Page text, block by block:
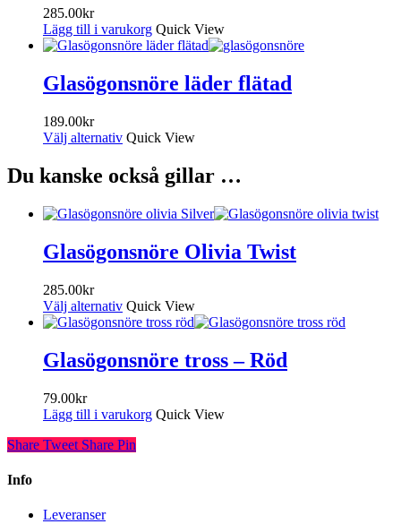
285.00kr
Lägg till i varukorg Quick View
Glasögonsnöre läder flätad
189.00kr
Välj alternativ Quick View
Du kanske också gillar …
Glasögonsnöre Olivia Twist
285.00kr
Välj alternativ Quick View
Glasögonsnöre tross – Röd
79.00kr
Lägg till i varukorg Quick View
Share Tweet Share Pin
Info
Leveranser